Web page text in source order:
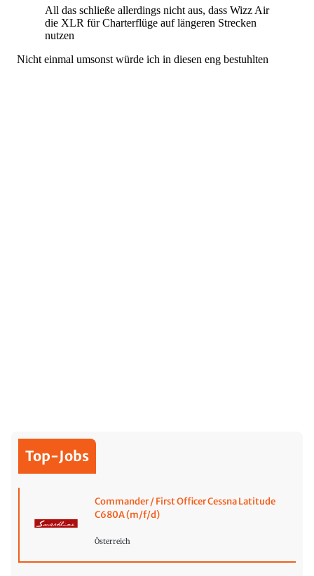
Top-Jobs
Commander / First Officer Cessna Latitude
C680A (m/f/d)
Österreich